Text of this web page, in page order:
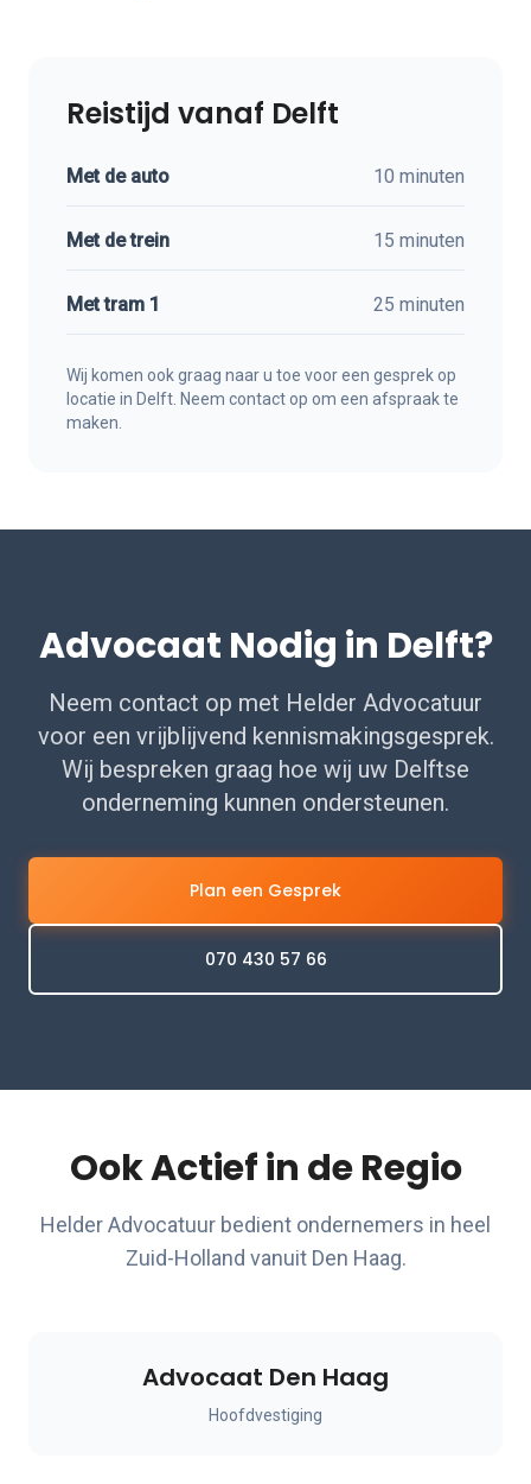
Reistijd vanaf Delft
Met de auto 10 minuten
Met de trein 15 minuten
Met tram 1 25 minuten
Wij komen ook graag naar u toe voor een gesprek op
locatie in Delft. Neem contact op om een afspraak te
maken.
Advocaat Nodig in Delft?
Neem contact op met Helder Advocatuur
voor een vrijblijvend kennismakingsgesprek.
Wij bespreken graag hoe wij uw Delftse
onderneming kunnen ondersteunen.
Plan een Gesprek
070 430 57 66
Ook Actief in de Regio
Helder Advocatuur bedient ondernemers in heel
Zuid-Holland vanuit Den Haag.
Advocaat Den Haag
Hoofdvestiging